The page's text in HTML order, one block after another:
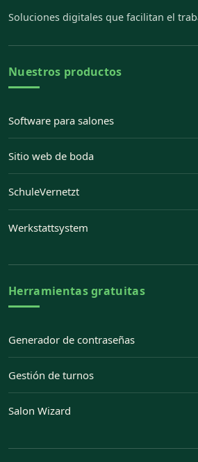
Soluciones digitales que facilitan el
Nuestros productos
Software para salones
Sitio web de boda
— Abre Sitio web de boda en una
SchuleVernetzt
— Abre SchuleVernetzt en una pestaña
Werkstattsystem
— Abre Werkstattsystem en una
Herramientas gratuitas
Generador de contraseñas
Gestión de turnos
Salon Wizard